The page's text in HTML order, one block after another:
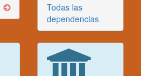
Todas las
dependencias